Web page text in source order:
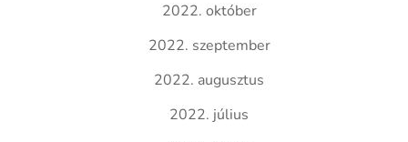
2022. október
2022. szeptember
2022. augusztus
2022. július